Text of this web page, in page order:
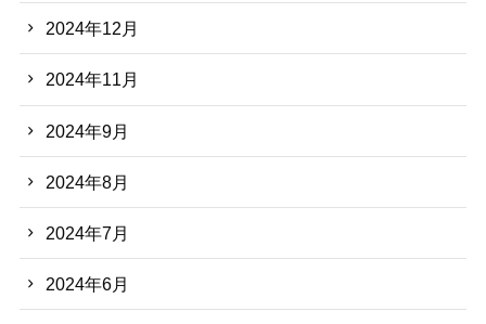
2024年12月
2024年11月
2024年9月
2024年8月
2024年7月
2024年6月